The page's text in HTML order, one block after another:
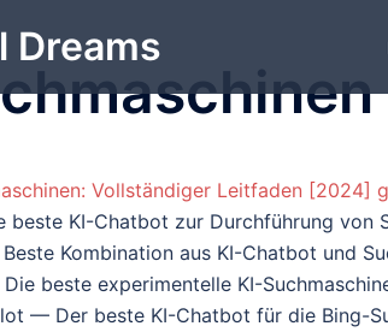
Dreams
Vollständiger Leitfaden [2024]
beste KI-Chatbot zur Durchführung von
Kombination aus KI-Chatbot und
beste experimentelle KI-
— Der beste KI-Chatbot für die Bing-